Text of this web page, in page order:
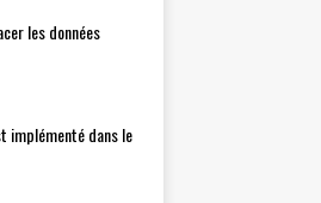
les données
implémenté dans le